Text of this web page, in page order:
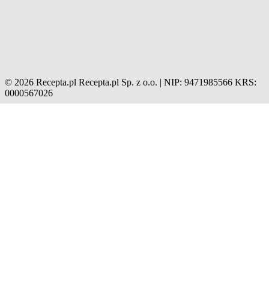
© 2026 Recepta.pl Recepta.pl Sp. z o.o. | NIP: 9471985566 KRS:
0000567026